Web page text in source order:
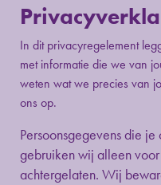
In dit privacyregelement
met informatie die we van
weten wat we precies van
ons op.
Persoonsgegevens die
gebruiken wij alleen
achtergelaten. Wij